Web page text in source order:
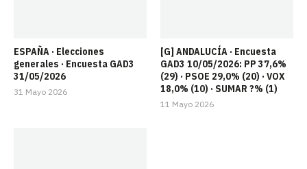
ESPAÑA · Elecciones
generales · Encuesta GAD3
31/05/2026
31 Mayo 2026
[G] ANDALUCÍA · Encuesta
GAD3 10/05/2026: PP 37,6%
(29) · PSOE 29,0% (20) · VOX
18,0% (10) · SUMAR ?% (1)
11 Mayo 2026